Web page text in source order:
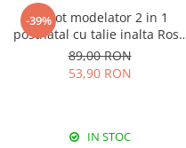
-39%
Chilot modelator 2 in 1
postnatal cu talie inalta Rose
Girl
89,00 RON
53,90 RON
IN STOC